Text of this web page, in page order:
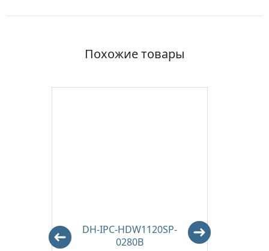
Похожие товары
DH-IPC-HDW1120SP-
0280B